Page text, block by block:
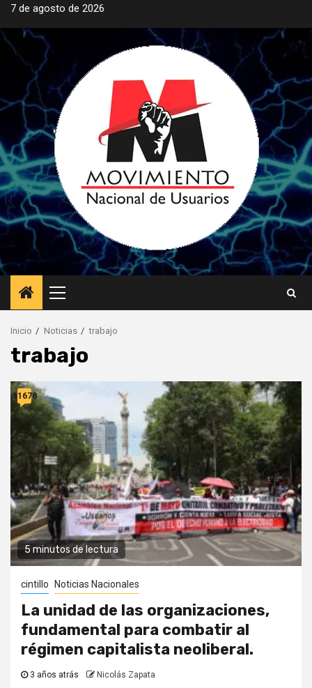
Saltar
contenido
7 de agosto de 2026
Menú
principal
Inicio Noticias trabajo
trabajo
5 minutos de lectura
11678
cintillo Noticias Nacionales
La unidad de las organizaciones,
fundamental para combatir al
régimen capitalista neoliberal.
3 años atrás Nicolás Zapata